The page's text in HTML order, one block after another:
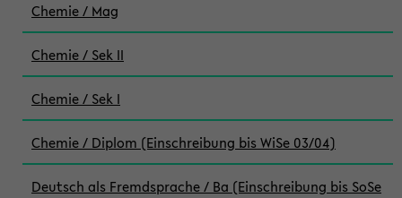
Chemie / Mag
Chemie / Sek II
Chemie / Sek I
Chemie / Diplom (Einschreibung bis WiSe 03/04)
Deutsch als Fremdsprache / Ba (Einschreibung bis SoSe